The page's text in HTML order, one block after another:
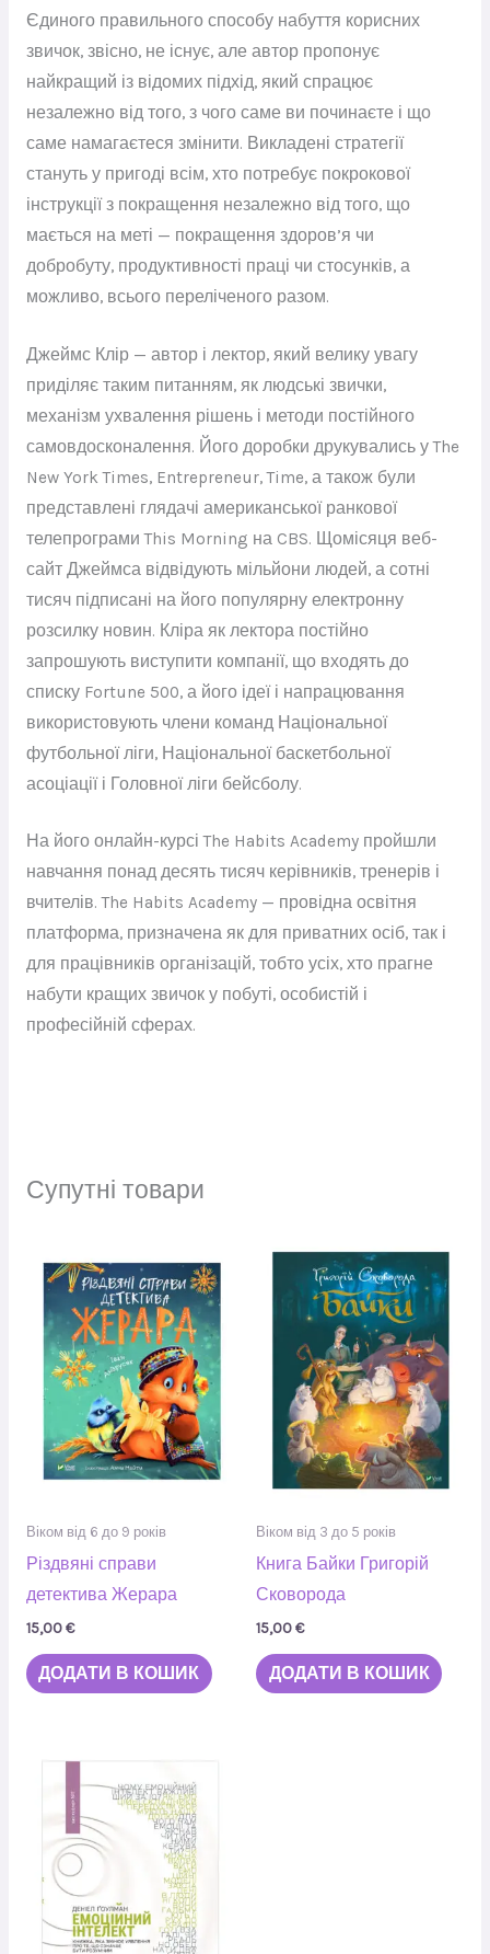
Єдиного правильного способу набуття корисних
звичок, звісно, не існує, але автор пропонує
найкращий із відомих підхід, який спрацює
незалежно від того, з чого саме ви починаєте і що
саме намагаєтеся змінити. Викладені стратегії
стануть у пригоді всім, хто потребує покрокової
інструкції з покращення незалежно від того, що
мається на меті — покращення здоров’я чи
добробуту, продуктивності праці чи стосунків, а
можливо, всього переліченого разом.
Джеймс Клір — автор і лектор, який велику увагу
приділяє таким питанням, як людські звички,
механізм ухвалення рішень і методи постійного
самовдосконалення. Його доробки друкувались у The
New York Times, Entrepreneur, Time, а також були
представлені глядачі американської ранкової
телепрограми This Morning на CBS. Щомісяця веб-
сайт Джеймса відвідують мільйони людей, а сотні
тисяч підписані на його популярну електронну
розсилку новин. Кліра як лектора постійно
запрошують виступити компанії, що входять до
списку Fortune 500, а його ідеї і напрацювання
використовують члени команд Національної
футбольної ліги, Національної баскетбольної
асоціації і Головної ліги бейсболу.
На його онлайн-курсі The Habits Academy пройшли
навчання понад десять тисяч керівників, тренерів і
вчителів. The Habits Academy — провідна освітня
платформа, призначена як для приватних осіб, так і
для працівників організацій, тобто усіх, хто прагне
набути кращих звичок у побуті, особистій і
професійній сферах.
Супутні товари
Віком від 6 до 9 років
Різдвяні справи
детектива Жерара
15,00€
ДОДАТИ В КОШИК
Віком від 3 до 5 років
Книга Байки Григорій
Сковорода
15,00€
ДОДАТИ В КОШИК